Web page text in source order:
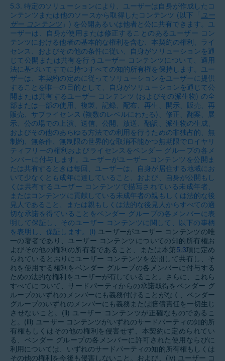
5.3.特定のソリューションにより、ユーザーは自身が作成したコ
ンテンツまたは他のソースから取得したコンテンツ (以下「 ユー
ザー コンテンツ」) を公開あるいは他者と公に共有できます。ユ
ーザーは、自身が使用または修正することのあるユーザー コン
テンツにおける他者の基本的な権利を含む、本契約の権利、ライ
センス、およびその他の条件に従い、自身がソリューションを通
じて公開または共有を行うユーザー コンテンツについて、適用
法に基づいてすでに持つすべての知的所有権を保持します。ユー
ザーは、本契約の定めに従ってソリューションをユーザーに提供
することを唯一の目的として、自身がソリューションを通じて公
開または共有するユーザー コンテンツ (およびその派生物) の全
部または一部の使用、複製、記録、配布、再生、開示、販売、再
販売、サブライセンス (複数のレベルにわたる)、修正、翻案、展
示、公の場での上演、送信、公開、放送、翻訳、派生物の生成、
およびその他のあらゆる方法での利用を行うための非独占的、無
制約、無条件、無制限の世界的な取消不能かつ無期限でロイヤリ
ティフリーの権利およびライセンスをベンダー グループの各メ
ンバーに付与します。ユーザーがユーザー コンテンツを公開ま
たは共有するときは毎回、ユーザーは、自身が居住する地域にお
いて少なくとも成年に達していること、および、自身が公開もし
くは共有するユーザー コンテンツで描写されている未成年者、
またはコンテンツに貢献している未成年者の親もしくは法的な後
見人であること、または親もしくは法的な後見人からすべての適
切な承諾を得ていることをベンダー グループの各メンバーに表
明して保証し、そのユーザー コンテンツに関して、以下の事柄
を表明し、保証します。 (i) ユーザーがユーザー コンテンツの唯
一の著者であり、ユーザー コンテンツについての知的所有権お
よびその他の権利の所有者であること、または本第5.3項に定め
られているとおりにユーザー コンテンツを公開して共有し、そ
れを使用する権利をベンダー グループの各メンバーに付与する
ための法的な権利をユーザーが有していること。さらに、これら
すべてについて、サードパーティからの承諾取得をベンダー グ
ループのいずれのメンバーにも義務付けることがなく、ベンダー
グループのいずれのメンバーにも義務または賠償責任を一切生じ
させないこと。(ii) ユーザー コンテンツが正確なものであるこ
と。(iii) ユーザー コンテンツがいずれのサードパーティの知的所
有権もしくはその他の権利を侵害せず、本契約に定められてい
る、ベンダー グループの各メンバーに許可された使用ならびに
利用については、いずれのサードパーティの知的所有権もしくは
その他の権利を今後も侵害しないこと。および、(iv) ユーザー コ